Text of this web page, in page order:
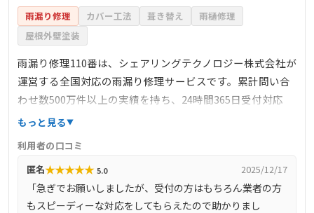
雨漏り修理 カバー工法 葺き替え
雨樋修理
屋根外壁塗装
雨漏り修理110番は、シェアリングテクノロジー株式会社が
運営する全国対応の雨漏り修理サービスです。累計問い合
わせ数500万件以上の実績を持ち、24時間365日受付対応
で、緊急の雨漏りトラブルにも迅速に対応します。料金は
ど、部分修理から大規模な修繕まで幅広く対応していま
す。見積もり後の追加料金は不要で、安心して依頼できる
点も特徴です。
もっと見る
利用者の口コミ
匿名★★★★★ 5.0 2025/12/17
「急ぎでお願いしましたが、受付の方はもちろん業者の方
もスピーディーな対応をしてもらえたので助かりまし